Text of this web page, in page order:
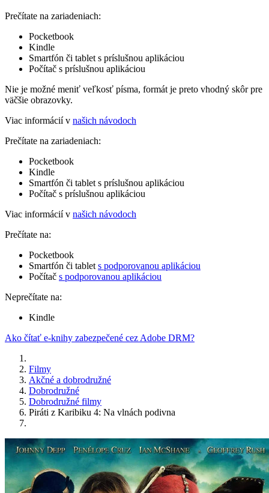
Prečítate na zariadeniach:
Pocketbook
Kindle
Smartfón či tablet s príslušnou aplikáciou
Počítač s príslušnou aplikáciou
Nie je možné meniť veľkosť písma, formát je preto vhodný skôr pre
väčšie obrazovky.
Viac informácií v našich návodoch
Prečítate na zariadeniach:
Pocketbook
Kindle
Smartfón či tablet s príslušnou aplikáciou
Počítač s príslušnou aplikáciou
Viac informácií v našich návodoch
Prečítate na:
Pocketbook
Smartfón či tablet s podporovanou aplikáciou
Počítač s podporovanou aplikáciou
Neprečítate na:
Kindle
Ako čítať e-knihy zabezpečené cez Adobe DRM?
Filmy
Akčné a dobrodružné
Dobrodružné
Dobrodružné filmy
Piráti z Karibiku 4: Na vlnách podivna